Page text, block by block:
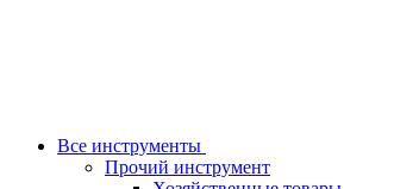
Все инструменты
Прочий инструмент